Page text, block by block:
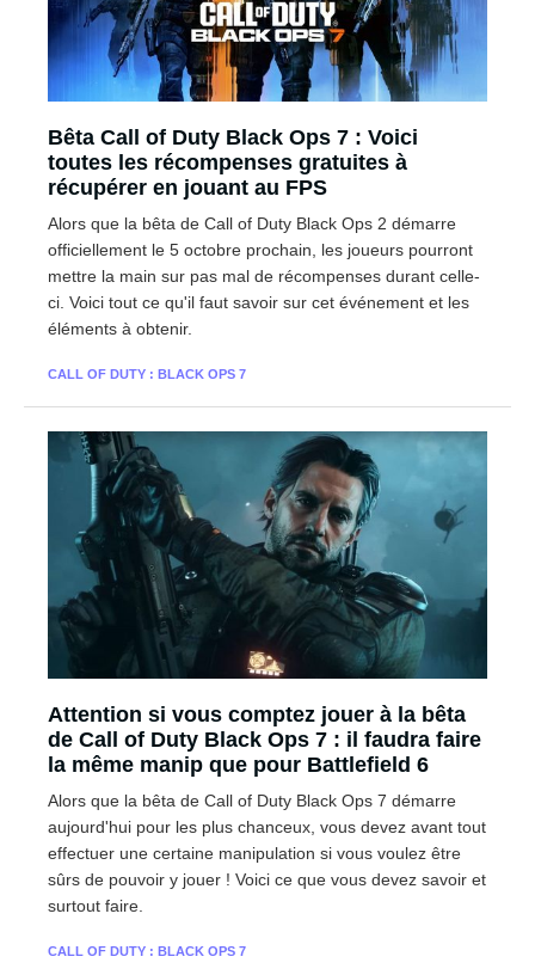
Bêta Call of Duty Black Ops 7 : Voici
toutes les récompenses gratuites à
récupérer en jouant au FPS
Alors que la bêta de Call of Duty Black Ops 2 démarre
officiellement le 5 octobre prochain, les joueurs pourront
mettre la main sur pas mal de récompenses durant celle-
ci. Voici tout ce qu'il faut savoir sur cet événement et les
éléments à obtenir.
CALL OF DUTY : BLACK OPS 7
Attention si vous comptez jouer à la bêta
de Call of Duty Black Ops 7 : il faudra faire
la même manip que pour Battlefield 6
Alors que la bêta de Call of Duty Black Ops 7 démarre
aujourd'hui pour les plus chanceux, vous devez avant tout
effectuer une certaine manipulation si vous voulez être
sûrs de pouvoir y jouer ! Voici ce que vous devez savoir et
surtout faire.
CALL OF DUTY : BLACK OPS 7